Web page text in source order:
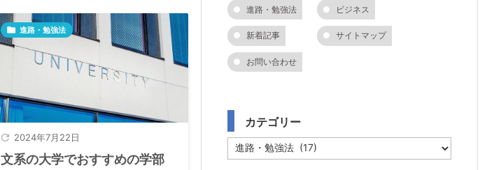
 2024年7月22日
 進路・勉強法
文系の大学でおすすめの学部
進路・勉強法 ビジネス
新着記事 サイトマップ
お問い合わせ
カテゴリー
カ
テ